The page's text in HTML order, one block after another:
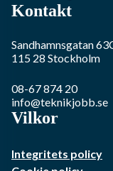
Kontakt
Sandhamnsgatan
115 28 Stockholm
08-67 874 20
info@teknikjobb.se
Vilkor
Integritets policy